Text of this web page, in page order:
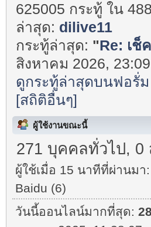
625005 กระทู้ ใน
ล่าสุด: dilive11
กระทู้ล่าสุด: "Re: เช็
สิงหาคม 2026,
ดูกระทู้ล่าสุดบนฟอรั่ม
[สถิติอื่นๆ]
ผู้ใช้งานขณะนี้
271 บุคคลทั่วไป, 0
ผู้ใช้เมื่อ 15 นาทีที่ผ่านมา:
Baidu (6)
วันนี้ออนไลน์มากที่สุด: